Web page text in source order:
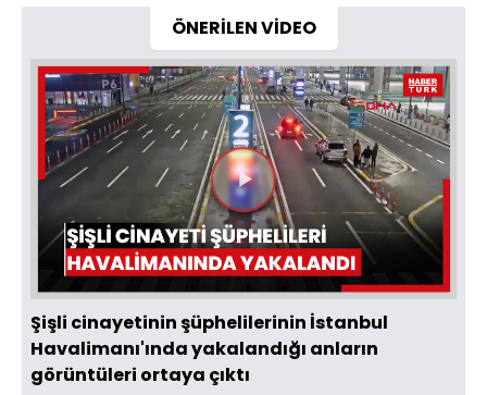
ÖNERİLEN VİDEO
Videoyu
Oynat
Şişli cinayetinin şüphelilerinin İstanbul
Havalimanı'ında yakalandığı anların
görüntüleri ortaya çıktı